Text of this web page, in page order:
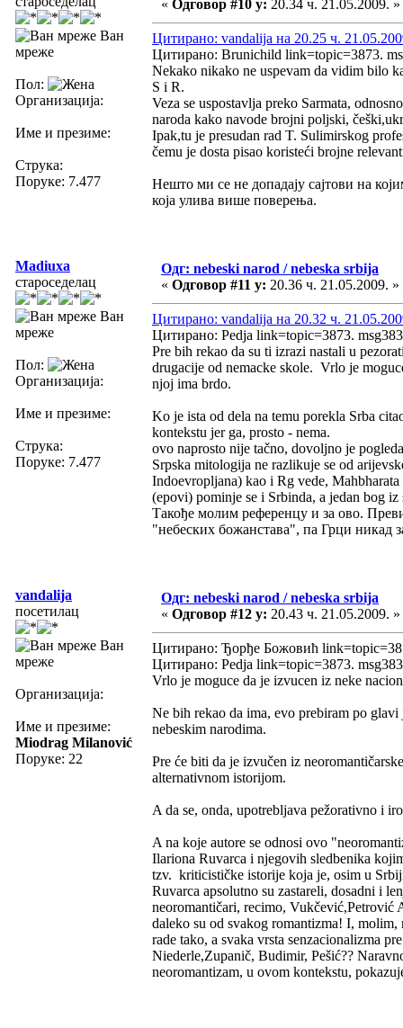
Ван
мреже
Пол:
Организација:
Име и презиме:
Струка:
Поруке: 7.477
« Одговор #10 у: 20.34 ч. 21.05.2009. »
Цитирано: vandalija на 20.25 ч.
Цитирано: Brunichild link=topic=3873.
Nekako nikako ne uspevam da vidim bilo
S i R.
Veza se uspostavlja preko Sarmata,
naroda kako navode brojni poljski,
Ipak,tu je presudan rad T. Sulimirskog
čemu je dosta pisao koristeći brojne
Нешто ми се не допадају сајтови на
која улива више поверења.
Madiuxa
староседелац
Ван
мреже
Пол:
Организација:
Име и презиме:
Струка:
Поруке: 7.477
Одг: nebeski narod / nebeska srbija
« Одговор #11 у: 20.36 ч. 21.05.2009. »
Цитирано: vandalija на 20.32 ч.
Цитирано: Pedja link=topic=3873.
Pre bih rekao da su ti izrazi nastali u
drugacije od nemacke skole. Vrlo je
njoj ima brdo.
Ko je ista od dela na temu porekla Srba
kontekstu jer ga, prosto - nema.
ovo naprosto nije tačno, dovoljno je
Srpska mitologija ne razlikuje se od
Indoevropljana) kao i Rg vede,
(epovi) pominje se i Srbinda, a jedan bog
Такође молим референцу и за ово.
"небеских божанстава", па Грци никад
vandalija
посетилац
Ван
мреже
Организација:
Име и презиме:
Miodrag Milanović
Поруке: 22
Одг: nebeski narod / nebeska srbija
« Одговор #12 у: 20.43 ч. 21.05.2009. »
Цитирано: Ђорђе Божовић
Цитирано: Pedja link=topic=3873.
Vrlo je moguce da je izvucen iz neke
Ne bih rekao da ima, evo prebiram po
nebeskim narodima.
Pre će biti da je izvučen iz
alternativnom istorijom.
A da se, onda, upotrebljava pežorativno i
A na koje autore se odnosi ovo
Ilariona Ruvarca i njegovih sledbenika
tzv. kriticističke istorije koja je, osim u
Ruvarca apsolutno su zastareli, dosadni i
neoromantičari, recimo,
daleko su od svakog romantizma! I,
rade tako, a svaka vrsta senzacionalizma
Niederle,Zupanič, Budimir, Pešić??
neoromantizam, u ovom kontekstu,